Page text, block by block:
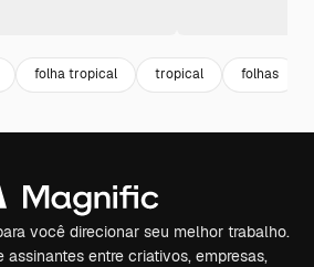
folha tropical tropical folhas
você direcionar seu melhor trabalho.
assinantes entre criativos, empresas,